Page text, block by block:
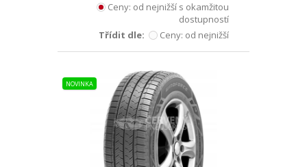
Ceny: od nejnižší s okamžitou
dostupností
Ceny: od nejnižší
Třídit dle:
NOVINKA